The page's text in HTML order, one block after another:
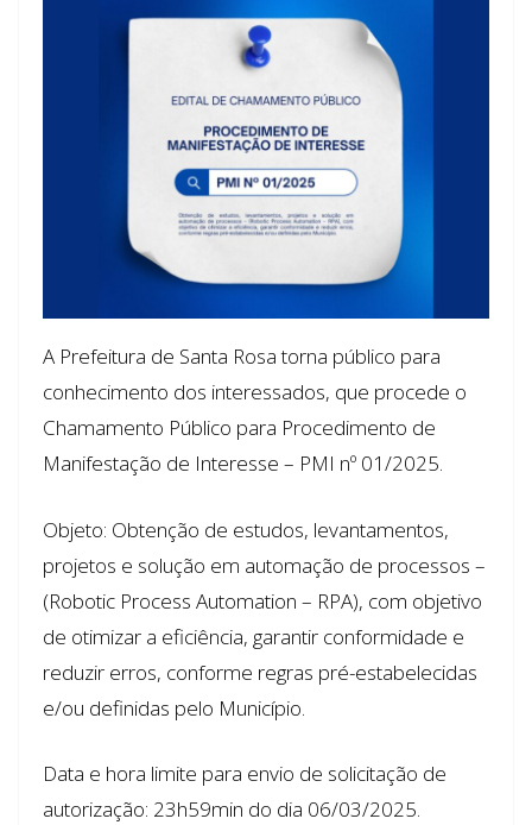
A Prefeitura de Santa Rosa torna público para
conhecimento dos interessados, que procede o
Chamamento Público para Procedimento de
Manifestação de Interesse – PMI nº 01/2025.
Objeto: Obtenção de estudos, levantamentos,
projetos e solução em automação de processos –
(Robotic Process Automation – RPA), com objetivo
de otimizar a eficiência, garantir conformidade e
reduzir erros, conforme regras pré-estabelecidas
e/ou definidas pelo Município.
Data e hora limite para envio de solicitação de
autorização: 23h59min do dia 06/03/2025.